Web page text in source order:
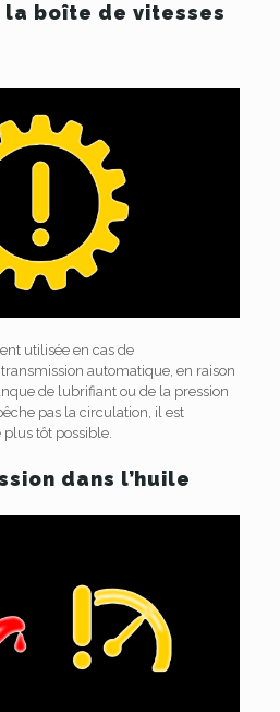
boîte de vitesses
utilisée en cas de
automatique, en raison
de lubrifiant ou de la pression
pas la circulation, il est
tôt possible.
dans l’huile